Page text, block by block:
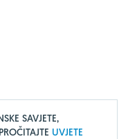
SAVJETE,
UVJETE